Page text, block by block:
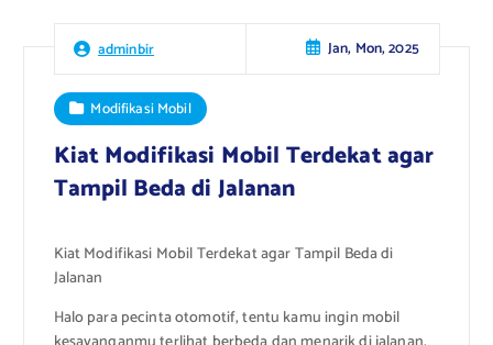
adminbir Jan, Mon, 2025
Modifikasi Mobil
Kiat Modifikasi Mobil Terdekat agar
Tampil Beda di Jalanan
Kiat Modifikasi Mobil Terdekat agar Tampil Beda di
Jalanan
Halo para pecinta otomotif, tentu kamu ingin mobil